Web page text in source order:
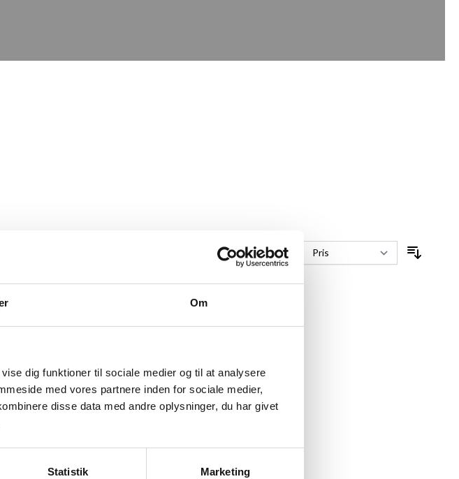
Om
dig funktioner til sociale medier og til at analysere
med vores partnere inden for sociale medier,
disse data med andre oplysninger, du har givet
Statistik Marketing
Sorter efter